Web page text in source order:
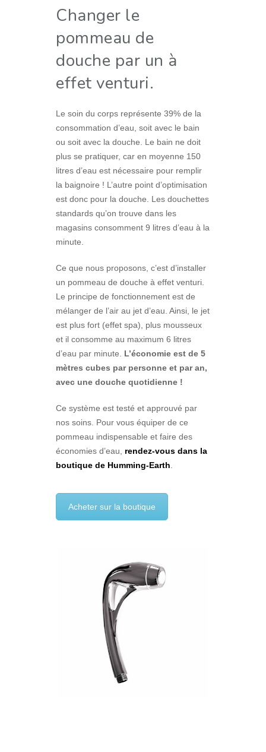
Changer le
pommeau de
douche par un à
effet venturi.
Le soin du corps représente 39% de la
consommation d’eau, soit avec le bain
ou soit avec la douche. Le bain ne doit
plus se pratiquer, car en moyenne 150
litres d’eau est nécessaire pour remplir
la baignoire ! L’autre point d’optimisation
est donc pour la douche. Les douchettes
standards qu’on trouve dans les
magasins consomment 9 litres d’eau à la
minute.
Ce que nous proposons, c’est d’installer
un pommeau de douche à effet venturi.
Le principe de fonctionnement est de
mélanger de l’air au jet d’eau. Ainsi, le jet
est plus fort (effet spa), plus mousseux
et il consomme au maximum 6 litres
d’eau par minute. L’économie est de 5
mètres cubes par personne et par an,
avec une douche quotidienne !
Ce système est testé et approuvé par
nos soins. Pour vous équiper de ce
pommeau indispensable et faire des
économies d’eau, rendez-vous dans la
boutique de Humming-Earth.
Acheter sur la boutique